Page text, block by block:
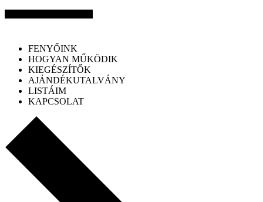
FENYŐINK
HOGYAN MŰKÖDIK
KIEGÉSZÍTŐK
AJÁNDÉKUTALVÁNY
LISTÁIM
KAPCSOLAT